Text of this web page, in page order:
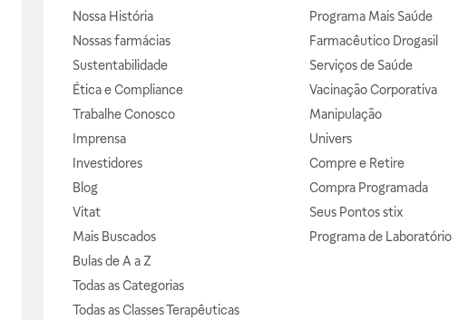
Nossa História
Nossas farmácias
Sustentabilidade
Ética e Compliance
Trabalhe Conosco
Imprensa
Investidores
Blog
Vitat
Mais Buscados
Bulas de A a Z
Todas as Categorias
Todas as Classes Terapêuticas
Programa Mais Saúde
Farmacêutico Drogasil
Serviços de Saúde
Vacinação Corporativa
Manipulação
Univers
Compre e Retire
Compra Programada
Seus Pontos stix
Programa de Laboratório